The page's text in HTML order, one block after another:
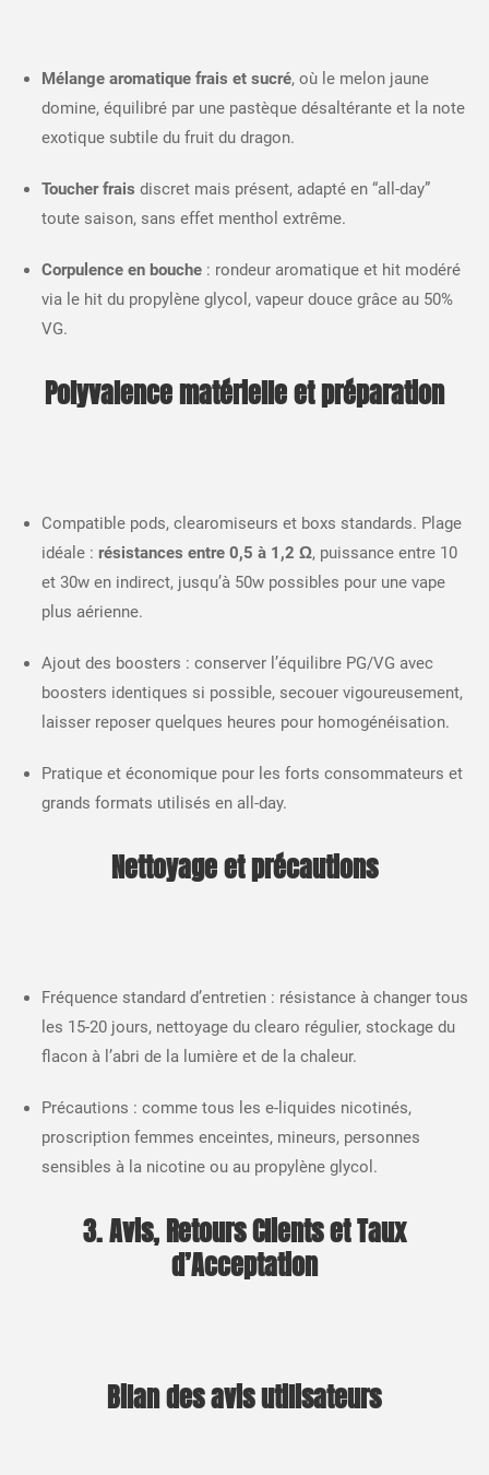
Mélange aromatique frais et sucré, où le melon jaune
domine, équilibré par une pastèque désaltérante et la note
exotique subtile du fruit du dragon.
Toucher frais discret mais présent, adapté en “all-day”
toute saison, sans effet menthol extrême.
Corpulence en bouche: rondeur aromatique et hit modéré
via le hit du propylène glycol, vapeur douce grâce au 50%
VG.​
Polyvalence matérielle et préparation
Compatible pods, clearomiseurs et boxs standards. Plage
idéale : résistances entre 0,5 à 1,2 Ω, puissance entre 10
et 30w en indirect, jusqu’à 50w possibles pour une vape
plus aérienne.​
Ajout des boosters : conserver l’équilibre PG/VG avec
boosters identiques si possible, secouer vigoureusement,
laisser reposer quelques heures pour homogénéisation.​
Pratique et économique pour les forts consommateurs et
grands formats utilisés en all-day.​
Nettoyage et précautions
Fréquence standard d’entretien : résistance à changer tous
les 15-20 jours, nettoyage du clearo régulier, stockage du
flacon à l’abri de la lumière et de la chaleur.​
Précautions : comme tous les e-liquides nicotinés,
proscription femmes enceintes, mineurs, personnes
sensibles à la nicotine ou au propylène glycol.​
3. Avis, Retours Clients et Taux
d’Acceptation
Bilan des avis utilisateurs